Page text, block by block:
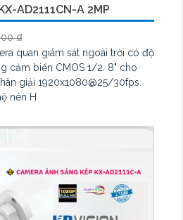
AD2111CN-A 2MP
₫
quan giám sát ngoài trời có độ
cảm biến CMOS 1/2. 8" cho
giải 1920x1080@25/30fps.
nén H